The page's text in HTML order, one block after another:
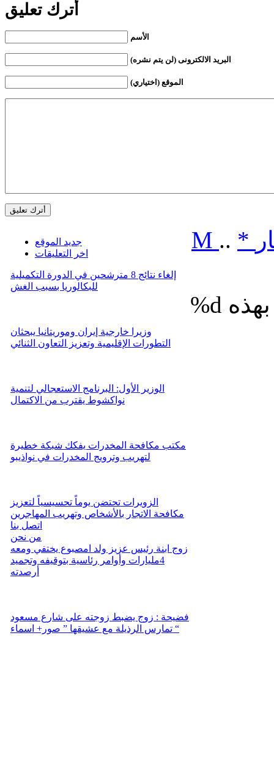
أترك تعليق
الأسم
البريد الالكترونى (لن يتم نشره)
الموقع (اختياري)
جديد الموقع
اخر التعليقات
إلغاء نتائج 8 مترشحين في الدورة التكميلية
للبكالوريا بسبب الغش
وزيرا خارجية إيران وموريتانيا يبحثان
التطورات الإقليمية وتعزيز التعاون الثنائي
الوزير الأول: البرنامج الاستعجالي لتنمية
نواكشوط يقترب من الاكتمال
مكتب مكافحة المخدرات يفكك شبكة خطيرة
لتهريب وترويج المخدرات في نواذيبو
الزويرات تحتضن يوماً تحسيسياً لتعزيز
مكافحة الاتجار بالأشخاص وتهريب المهاجرين
اتصل بنا
من نحن
زوج ابنة رئيس عزيز ولد امصبوع يختفي ومعه
4مليارات وأوامر رئاسية بتوقيفه وتجميد
أرصدته
فضيحة : زوج يضبط زوجته على شارع مسعود
تمارس الرذيلة مع عشيقها ” صور+ اسماء “
M .. *
%d